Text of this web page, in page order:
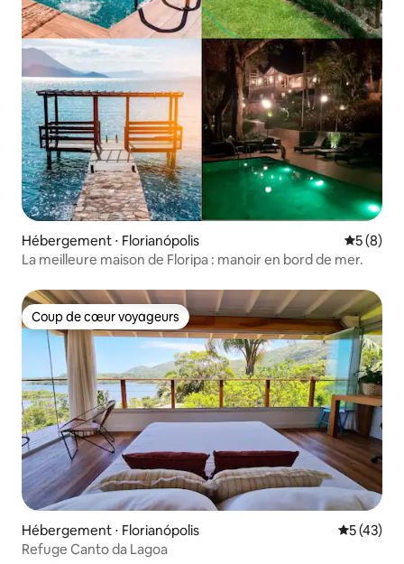
Hébergement ⋅ Florianópolis
5 (8)
La meilleure maison de Floripa : manoir en bord de mer.
Coup de cœur voyageurs
Coup de cœur voyageurs
Hébergement ⋅ Florianópolis
5 (43)
Refuge Canto da Lagoa